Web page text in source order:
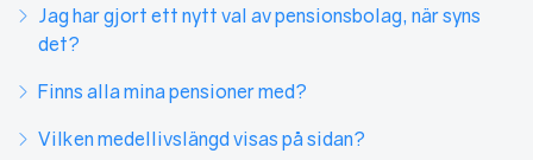
Jag har gjort ett nytt val av pensionsbolag, när syns
det?
Finns alla mina pensioner med?
Vilken medellivslängd visas på sidan?